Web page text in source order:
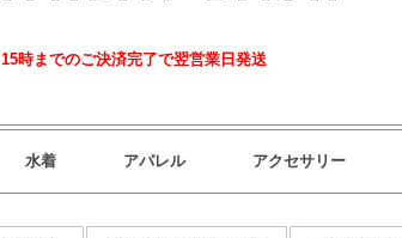
15時までのご決済完了で翌営業日発送
水着 アパレル アクセサリー